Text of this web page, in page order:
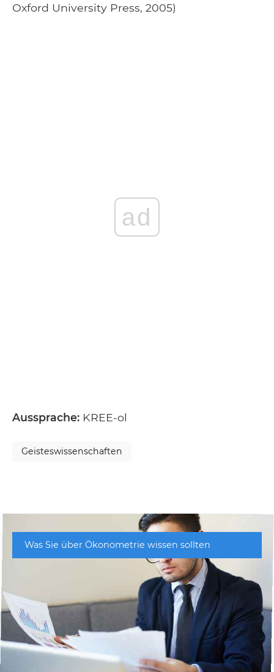
Oxford University Press, 2005)
ad
Aussprache: KREE-ol
Geisteswissenschaften
Was Sie über Ökonometrie wissen sollten